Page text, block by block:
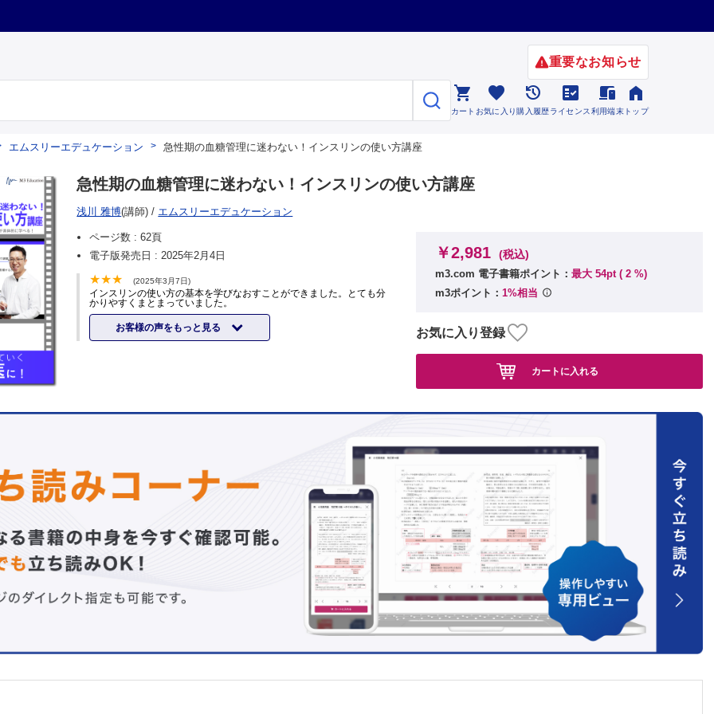
重要なお知らせ

カート

お気に入り

購入履歴

ライセンス

利用端末

トップ
エムスリーエデュケーション 急性期の血糖管理に迷わない！インスリンの使い方講座
急性期の血糖管理に迷わない！インスリンの使い方講座
浅川 雅博(講師) / エムスリーエデュケーション
ページ数 :62頁
電子版発売日 :2025年2月4日
(2025年3月7日)
インスリンの使い方の基本を学びなおすことができました。とても分
かりやすくまとまっていました。
お客様の声をもっと見る
￥2,981 (税込)
m3.com 電子書籍ポイント： 最大 54pt ( 2 %)
m3ポイント： 1%相当
お気に入り登録
カートに入れる